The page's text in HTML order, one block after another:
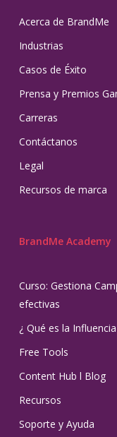
Acerca de BrandMe
Industrias
Casos de Éxito
Prensa y Premios
Carreras
Contáctanos
Legal
Recursos de marca
BrandMe Academy
Curso: Gestiona
efectivas
¿ Qué es la
Free Tools
Content Hub l Blog
Recursos
Soporte y Ayuda